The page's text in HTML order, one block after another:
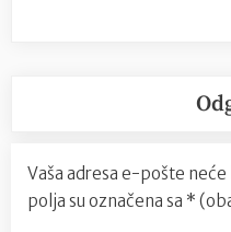
Vaša adresa e-pošte
polja su označena sa *